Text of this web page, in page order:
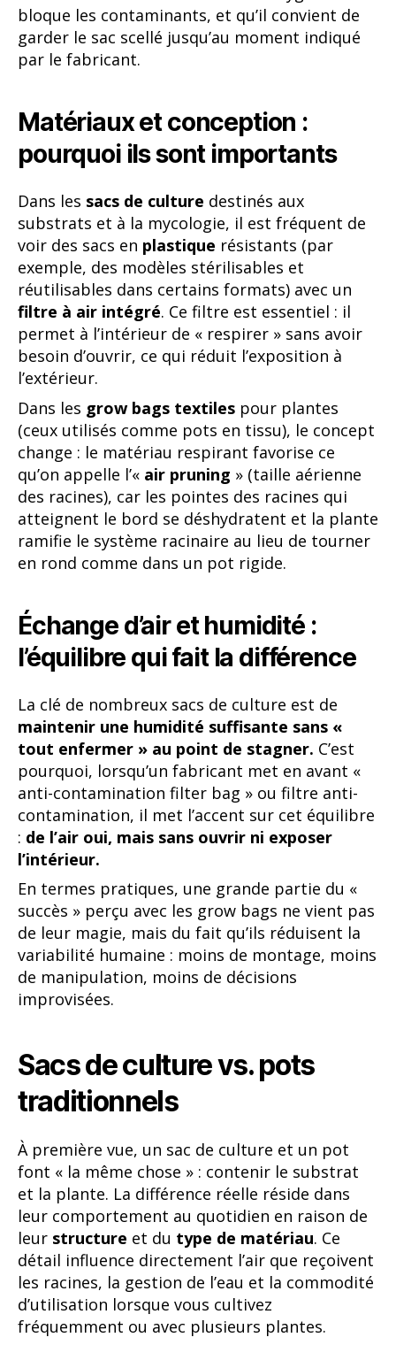
bloque les contaminants, et qu’il convient de
garder le sac scellé jusqu’au moment indiqué
par le fabricant.
Matériaux et conception :
pourquoi ils sont importants
Dans les sacs de culture destinés aux
substrats et à la mycologie, il est fréquent de
voir des sacs en plastique résistants (par
exemple, des modèles stérilisables et
réutilisables dans certains formats) avec un
filtre à air intégré. Ce filtre est essentiel : il
permet à l’intérieur de « respirer » sans avoir
besoin d’ouvrir, ce qui réduit l’exposition à
l’extérieur.
Dans les grow bags textiles pour plantes
(ceux utilisés comme pots en tissu), le concept
change : le matériau respirant favorise ce
qu’on appelle l’« air pruning » (taille aérienne
des racines), car les pointes des racines qui
atteignent le bord se déshydratent et la plante
ramifie le système racinaire au lieu de tourner
en rond comme dans un pot rigide.
Échange d’air et humidité :
l’équilibre qui fait la différence
La clé de nombreux sacs de culture est de
maintenir une humidité suffisante sans «
tout enfermer » au point de stagner. C’est
pourquoi, lorsqu’un fabricant met en avant «
anti-contamination filter bag » ou filtre anti-
contamination, il met l’accent sur cet équilibre
: de l’air oui, mais sans ouvrir ni exposer
l’intérieur.
En termes pratiques, une grande partie du «
succès » perçu avec les grow bags ne vient pas
de leur magie, mais du fait qu’ils réduisent la
variabilité humaine : moins de montage, moins
de manipulation, moins de décisions
improvisées.
Sacs de culture vs. pots
traditionnels
À première vue, un sac de culture et un pot
font « la même chose » : contenir le substrat
et la plante. La différence réelle réside dans
leur comportement au quotidien en raison de
leur structure et du type de matériau. Ce
détail influence directement l’air que reçoivent
les racines, la gestion de l’eau et la commodité
d’utilisation lorsque vous cultivez
fréquemment ou avec plusieurs plantes.